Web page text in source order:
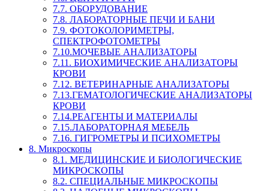
7.7. ОБОРУДОВАНИЕ
7.8. ЛАБОРАТОРНЫЕ ПЕЧИ И БАНИ
7.9. ФОТОКОЛОРИМЕТРЫ,
СПЕКТРОФОТОМЕТРЫ
7.10.МОЧЕВЫЕ АНАЛИЗАТОРЫ
7.11. БИОХИМИЧЕСКИЕ АНАЛИЗАТОРЫ
КРОВИ
7.12. ВЕТЕРИНАРНЫЕ АНАЛИЗАТОРЫ
7.13.ГЕМАТОЛОГИЧЕСКИЕ АНАЛИЗАТОРЫ
КРОВИ
7.14.РЕАГЕНТЫ И МАТЕРИАЛЫ
7.15.ЛАБОРАТОРНАЯ МЕБЕЛЬ
7.16. ГИГРОМЕТРЫ И ПСИХОМЕТРЫ
8. Микроскопы
8.1. МЕДИЦИНСКИЕ И БИОЛОГИЧЕСКИЕ
МИКРОСКОПЫ
8.2. СПЕЦИАЛЬНЫЕ МИКРОСКОПЫ